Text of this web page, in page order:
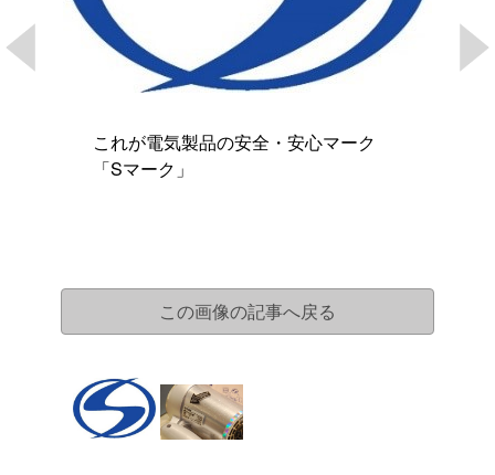
これが電気製品の安全・安心マーク
「Sマーク」
この画像の記事へ戻る